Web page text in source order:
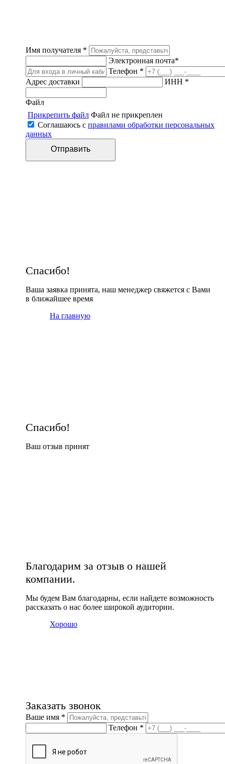
Имя получателя *
Электронная почта*
Телефон *
Адрес доставки
ИНН *
Файл
Прикрепить файл Файл не прикреплен
Соглашаюсь с правилами обработки персональных
данных
Спасибо!
Ваша заявка принята, наш менеджер свяжется с Вами
в ближайшее время
На главную
Спасибо!
Ваш отзыв принят
Благодарим за отзыв о нашей
компании.
Мы будем Вам благодарны, если найдете возможность
рассказать о нас более широкой аудитории.
Хорошо
Заказать звонок
Ваше имя *
Телефон *